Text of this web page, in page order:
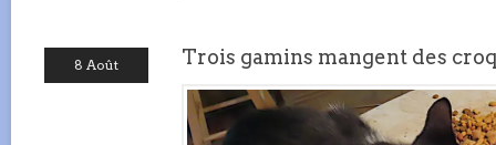
8 Août Trois gamins mangent des